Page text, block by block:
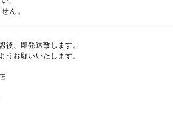
ん。
後、即発送致します。
お願いいたします。